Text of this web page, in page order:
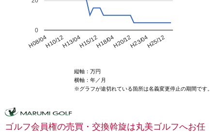
H08/04H10/12H13/04H15/12H18/04H20/12H23/04H25/12
0
縦軸：万円
横軸：年／月
※グラフが途切れている箇所は名義変更停止の期間です。
ゴルフ会員権の売買・交換斡旋は丸美ゴルフへお任